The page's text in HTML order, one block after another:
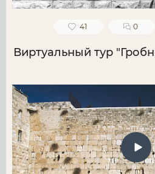
41 0
Виртуальный тур